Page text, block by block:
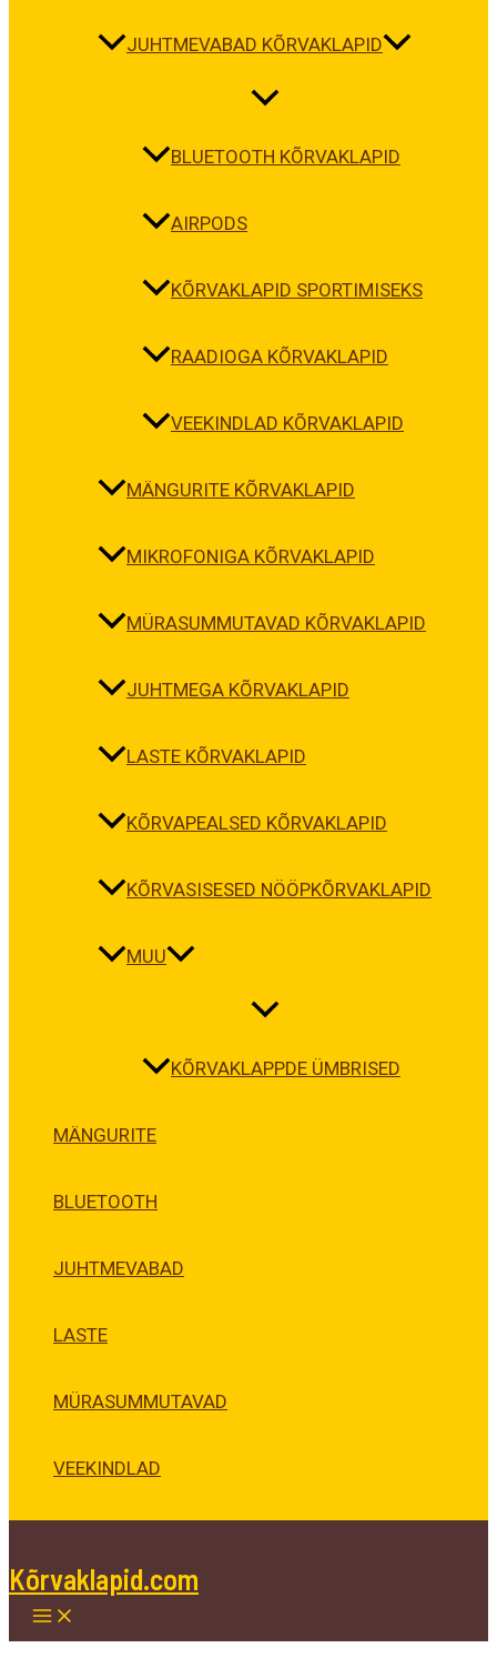
JUHTMEVABAD KÕRVAKLAPID
BLUETOOTH KÕRVAKLAPID
AIRPODS
KÕRVAKLAPID SPORTIMISEKS
RAADIOGA KÕRVAKLAPID
VEEKINDLAD KÕRVAKLAPID
MÄNGURITE KÕRVAKLAPID
MIKROFONIGA KÕRVAKLAPID
MÜRASUMMUTAVAD KÕRVAKLAPID
JUHTMEGA KÕRVAKLAPID
LASTE KÕRVAKLAPID
KÕRVAPEALSED KÕRVAKLAPID
KÕRVASISESED NÖÖPKÕRVAKLAPID
MUU
KÕRVAKLAPPDE ÜMBRISED
MÄNGURITE
BLUETOOTH
JUHTMEVABAD
LASTE
MÜRASUMMUTAVAD
VEEKINDLAD
Kõrvaklapid.com